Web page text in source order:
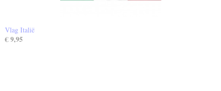
Vlag Italië
€ 9,95